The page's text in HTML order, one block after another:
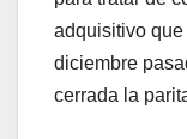
adquisitivo
diciembre
cerrada la